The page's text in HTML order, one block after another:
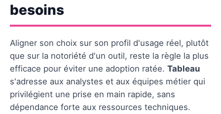
besoins
Aligner son choix sur son profil d'usage réel, plutôt
que sur la notoriété d'un outil, reste la règle la plus
efficace pour éviter une adoption ratée. Tableau
s'adresse aux analystes et aux équipes métier qui
privilégient une prise en main rapide, sans
dépendance forte aux ressources techniques.